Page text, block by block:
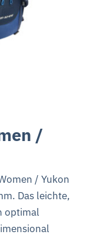
/
/ Yukon
Das leichte,
optimal